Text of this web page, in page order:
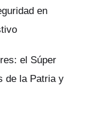
en
el Súper
de la Patria y